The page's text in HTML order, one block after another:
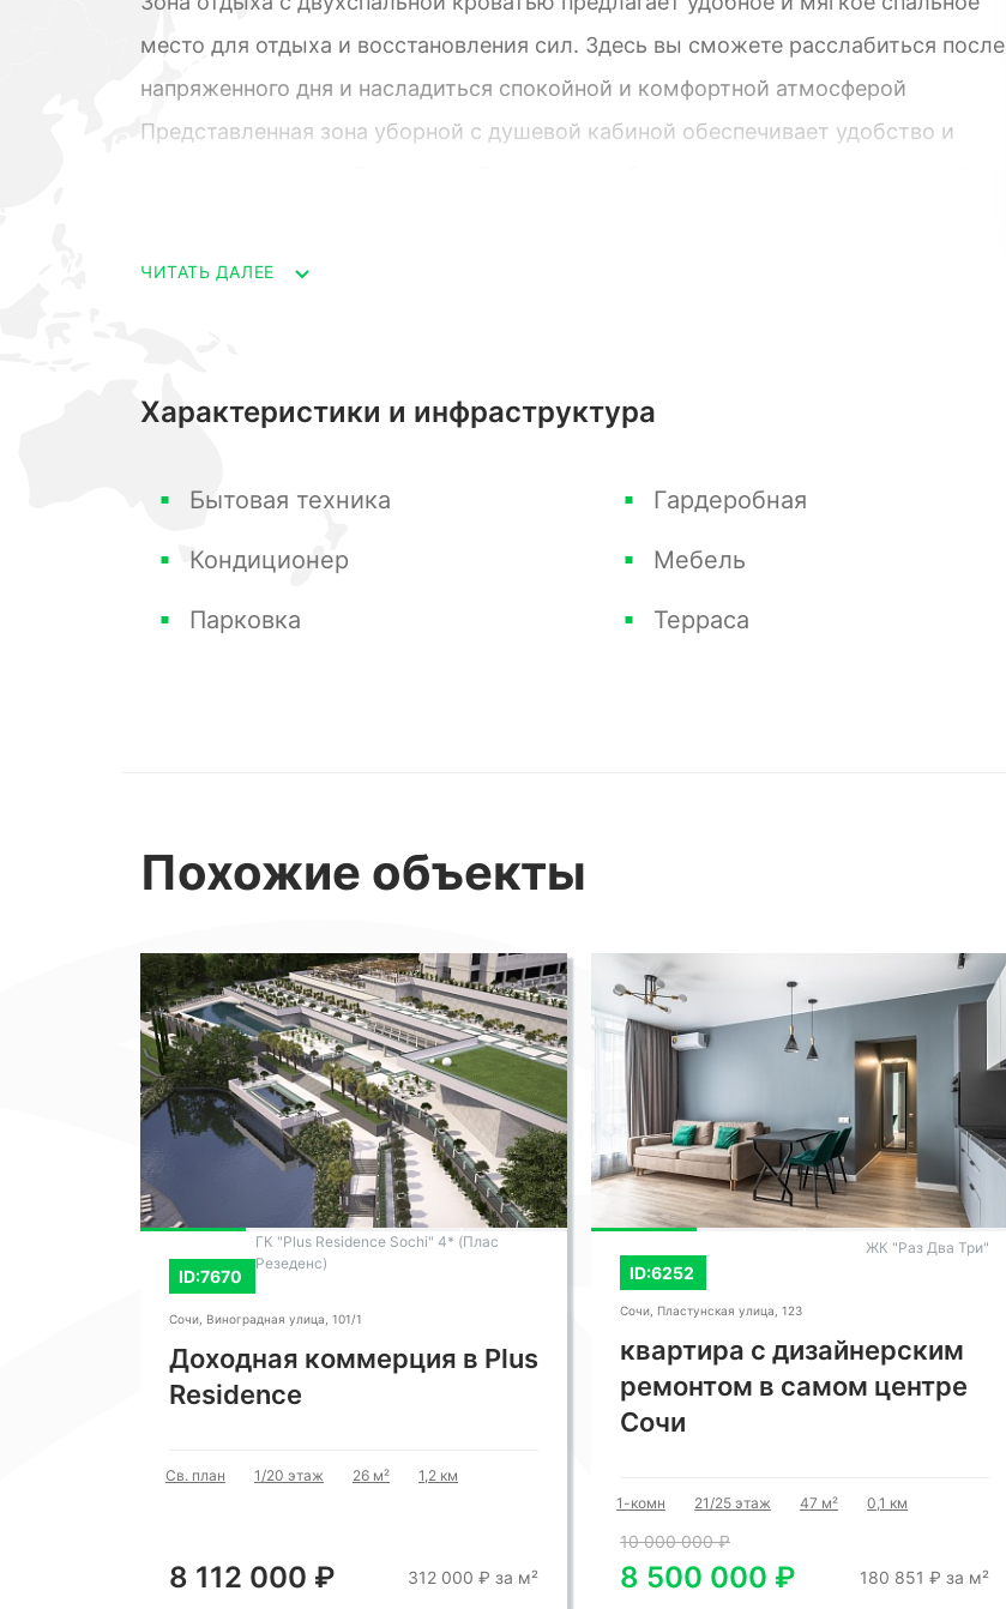
место для отдыха и восстановления сил. Здесь вы сможете расслабиться после
напряженного дня и насладиться спокойной и комфортной атмосферой
Представленная зона уборной с душевой кабиной обеспечивает удобство и
Интерьер номера оформлен с использованием элементов натурального дерева,
В каждом номере имеется отдельный балкон, открывающий великолепные
пейзажем и впитать энергию горного воздуха, просто выбравшись на свой
собственный балкон.
Деревянная отделка комнат придает им особый шарм, а мягкие натуральные
вам атмосферу тепла и уюта. Здесь вы найдете стильное оформление, удобную
Не упустите возможность оказаться в этом прекрасном месте, чтобы
насладиться уютом и комфортом, которые созданы специально для вас.
Не важно, насколько долгим будет ваше пребывание, вы всегда сможете
наслаждаться живописными видами на горы и окружающую природу с вашего
собственного балкона. Это отличная возможность расслабиться и погрузиться
в атмосферу спокойствия и гармонии.
ЧИТАТЬ ДАЛЕЕ
Характеристики и инфраструктура
Бытовая техника Гардеробная
Кондиционер Мебель
Парковка Терраса
Похожие объекты
ID:7670
ГК "Plus Residence Sochi" 4* (Плас
Резеденс)
Сочи, Виноградная улица, 101/1
Доходная коммерция в Plus
Residence
Св. план 1/20 этаж 26 м² 1,2 км
8 112 000 ₽ 312 000 ₽ за м²
ID:6252
ЖК "Раз Два Три"
Сочи, Пластунская улица, 123
квартира с дизайнерским
ремонтом в самом центре
Сочи
1-комн 21/25 этаж 47 м² 0,1 км
10 000 000 ₽
8 500 000 ₽ 180 851 ₽ за м²